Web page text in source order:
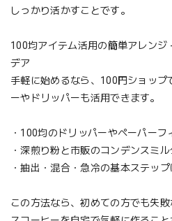
しっかり活かすことです。
100均アイテム活用の簡単アレンジ
デア
手軽に始めるなら、100円ショップ
ーやドリッパーも活用できます。
・100均のドリッパーやペーパーフ
・深煎り粉と市販のコンデンスミ
・抽出・混合・急冷の基本ステッ
この方法なら、初めての方でも失